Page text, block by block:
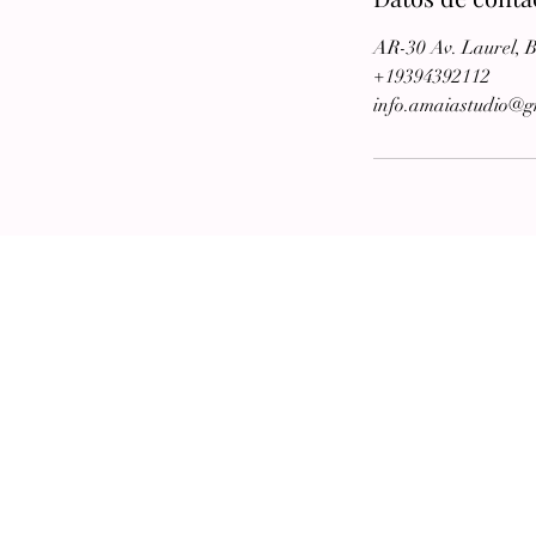
AR-30 Av. Laurel,
+19394392112